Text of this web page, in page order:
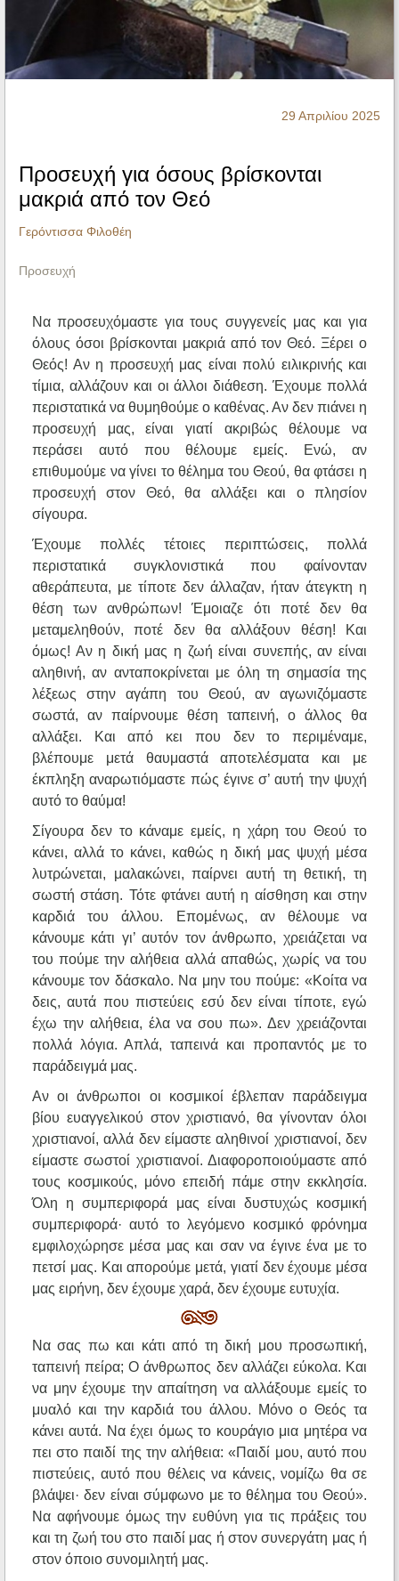
Ηχητικά
29 Απριλίου 2025
Προσευχή για όσους βρίσκονται
μακριά από τον Θεό
Γερόντισσα Φιλοθέη
Προσευχή
Να προσευχόμαστε για τους συγγενείς μας και για
όλους όσοι βρίσκονται μακριά από τον Θεό. Ξέρει ο
Θεός! Αν η προσευχή μας είναι πολύ ειλικρινής και
τίμια, αλλάζουν και οι άλλοι διάθεση. Έχουμε πολλά
περιστατικά να θυμηθούμε ο καθένας. Αν δεν πιάνει η
προσευχή μας, είναι γιατί ακριβώς θέλουμε να
περάσει αυτό που θέλουμε εμείς. Ενώ, αν
επιθυμούμε να γίνει το θέλημα του Θεού, θα φτάσει η
προσευχή στον Θεό, θα αλλάξει και ο πλησίον
σίγουρα.
Έχουμε πολλές τέτοιες περιπτώσεις, πολλά
περιστατικά συγκλονιστικά που φαίνονταν
αθεράπευτα, με τίποτε δεν άλλαζαν, ήταν άτεγκτη η
θέση των ανθρώπων! Έμοιαζε ότι ποτέ δεν θα
μεταμεληθούν, ποτέ δεν θα αλλάξουν θέση! Και
όμως! Αν η δική μας η ζωή είναι συνεπής, αν είναι
αληθινή, αν ανταποκρίνεται με όλη τη σημασία της
λέξεως στην αγάπη του Θεού, αν αγωνιζόμαστε
σωστά, αν παίρνουμε θέση ταπεινή, ο άλλος θα
αλλάξει. Και από κει που δεν το περιμέναμε,
βλέπουμε μετά θαυμαστά αποτελέσματα και με
έκπληξη αναρωτιόμαστε πώς έγινε σ’ αυτή την ψυχή
αυτό το θαύμα!
Σίγουρα δεν το κάναμε εμείς, η χάρη του Θεού το
κάνει, αλλά το κάνει, καθώς η δική μας ψυχή μέσα
λυτρώνεται, μαλακώνει, παίρνει αυτή τη θετική, τη
σωστή στάση. Τότε φτάνει αυτή η αίσθηση και στην
καρδιά του άλλου. Επομένως, αν θέλουμε να
κάνουμε κάτι γι’ αυτόν τον άνθρωπο, χρειάζεται να
του πούμε την αλήθεια αλλά απαθώς, χωρίς να του
κάνουμε τον δάσκαλο. Να μην του πούμε: «Κοίτα να
δεις, αυτά που πιστεύεις εσύ δεν είναι τίποτε, εγώ
έχω την αλήθεια, έλα να σου πω». Δεν χρειάζονται
πολλά λόγια. Απλά, ταπεινά και προπαντός με το
παράδειγμά μας.
Αν οι άνθρωποι οι κοσμικοί έβλεπαν παράδειγμα
βίου ευαγγελικού στον χριστιανό, θα γίνονταν όλοι
χριστιανοί, αλλά δεν είμαστε αληθινοί χριστιανοί, δεν
είμαστε σωστοί χριστιανοί. Διαφοροποιούμαστε από
τους κοσμικούς, μόνο επειδή πάμε στην εκκλησία.
Όλη η συμπεριφορά μας είναι δυστυχώς κοσμική
συμπεριφορά· αυτό το λεγόμενο κοσμικό φρόνημα
εμφιλοχώρησε μέσα μας και σαν να έγινε ένα με το
πετσί μας. Και απορούμε μετά, γιατί δεν έχουμε μέσα
μας ειρήνη, δεν έχουμε χαρά, δεν έχουμε ευτυχία.
Να σας πω και κάτι από τη δική μου προσωπική,
ταπεινή πείρα; Ο άνθρωπος δεν αλλάζει εύκολα. Και
να μην έχουμε την απαίτηση να αλλάξουμε εμείς το
μυαλό και την καρδιά του άλλου. Μόνο ο Θεός τα
κάνει αυτά. Να έχει όμως το κουράγιο μια μητέρα να
πει στο παιδί της την αλήθεια: «Παιδί μου, αυτό που
πιστεύεις, αυτό που θέλεις να κάνεις, νομίζω θα σε
βλάψει· δεν είναι σύμφωνο με το θέλημα του Θεού».
Να αφήνουμε όμως την ευθύνη για τις πράξεις του
και τη ζωή του στο παιδί μας ή στον συνεργάτη μας ή
στον όποιο συνομιλητή μας.